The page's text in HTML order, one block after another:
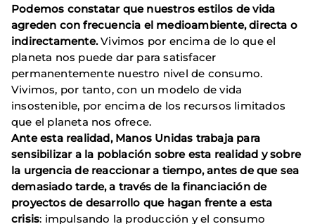
Podemos constatar que nuestros estilos de vida
agreden con frecuencia el medioambiente, directa o
indirectamente.Vivimos por encima de lo que el
planeta nos puede dar para satisfacer
permanentemente nuestro nivel de consumo.
Vivimos, por tanto, con un modelo de vida
insostenible, por encima de los recursos limitados
que el planeta nos ofrece.
Ante esta realidad, Manos Unidas trabaja para
sensibilizar a la población sobre esta realidad y sobre
la urgencia de reaccionar a tiempo, antes de que sea
demasiado tarde, a través de la financiación de
proyectos de desarrollo que hagan frente a esta
crisis: impulsando la producción y el consumo